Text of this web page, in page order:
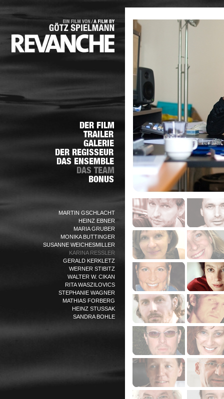
MARTIN GSCHLACHT
HEINZ EBNER
MARIA GRUBER
MONIKA BUTTINGER
SUSANNE WEICHESMILLER
KARINA RESSLER
GERALD KERKLETZ
WERNER STIBITZ
WALTER W. CIKAN
RITA WASZILOVICS
STEPHANIE WAGNER
MATHIAS FORBERG
HEINZ STUSSAK
SANDRA BOHLE